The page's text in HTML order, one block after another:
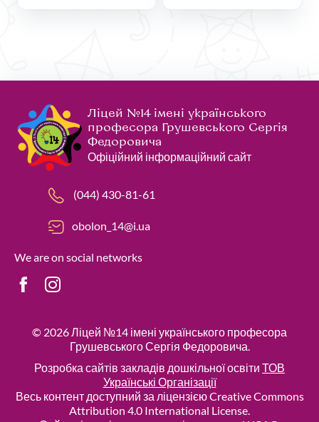
Ліцей №14 імені українського
професора Грушевського Сергія
Федоровича
Офіційний інформаційний сайт
(044) 430-81-61
obolon_14@i.ua
We are on social networks
© 2026Ліцей №14 імені українського професора
Грушевського Сергія Федоровича.
Розробка сайтів закладів дошкільної освіти ТОВ
Українські Організації
Весь контент доступний за ліцензією Creative Commons
Attribution 4.0 International License.